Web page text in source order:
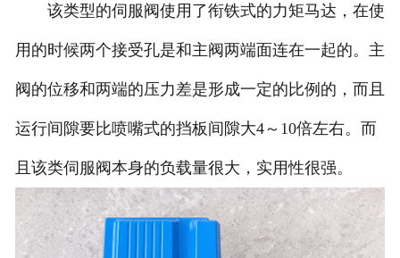
该类型的伺服阀使用了衔铁式的力矩马达，在使
用的时候两个接受孔是和主阀两端面连在一起的。主
阀的位移和两端的压力差是形成一定的比例的，而且
运行间隙要比喷嘴式的挡板间隙大4～10倍左右。而
且该类伺服阀本身的负载量很大，实用性很强。